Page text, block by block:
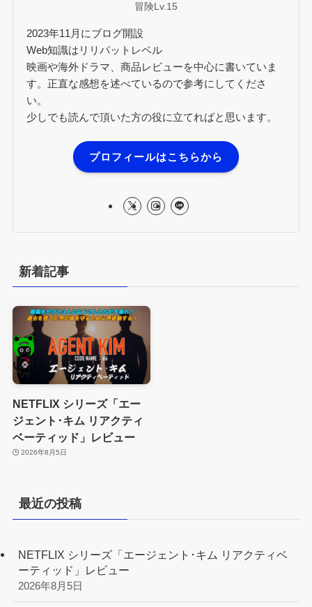
冒険Lv.15
2023年11月にブログ開設
Web知識はリリパットレベル
映画や海外ドラマ、商品レビューを中心に書いていま
す。正直な感想を述べているので参考にしてくださ
い。
少しでも読んで頂いた方の役に立てればと思います。
プロフィールはこちらから
新着記事
NETFLIX シリーズ「エー
ジェント･キム リアクティ
ベーティッド」レビュー
2026年8月5日
最近の投稿
NETFLIX シリーズ「エージェント･キム リアクティベ
ーティッド」レビュー
2026年8月5日